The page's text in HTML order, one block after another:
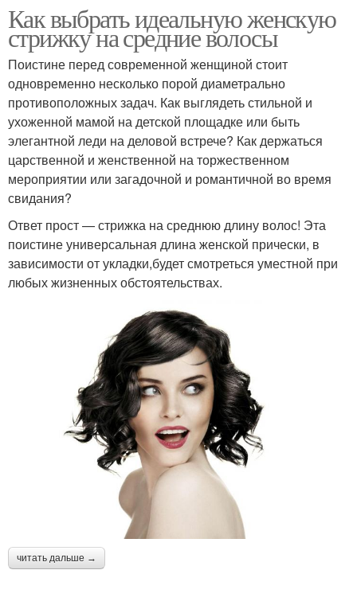
Как выбрать идеальную женскую
стрижку на средние волосы
Поистине перед современной женщиной стоит
одновременно несколько порой диаметрально
противоположных задач. Как выглядеть стильной и
ухоженной мамой на детской площадке или быть
элегантной леди на деловой встрече? Как держаться
царственной и женственной на торжественном
мероприятии или загадочной и романтичной во время
свидания?
Ответ прост — стрижка на среднюю длину волос! Эта
поистине универсальная длина женской прически, в
зависимости от укладки,будет смотреться уместной при
любых жизненных обстоятельствах.
читать дальше →